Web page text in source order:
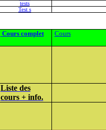
tests
Test s
Cours complet Cours
Liste des
cours + info.